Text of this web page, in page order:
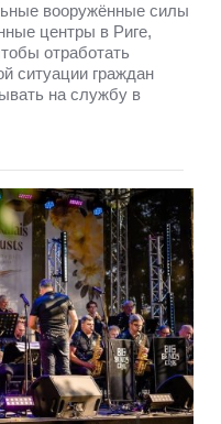
вооружённые силы
центры в Риге,
отработать
ситуации граждан
на службу в